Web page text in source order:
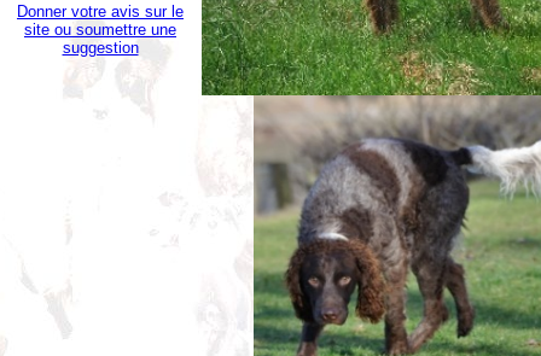
Donner votre avis sur le
site ou soumettre une
suggestion